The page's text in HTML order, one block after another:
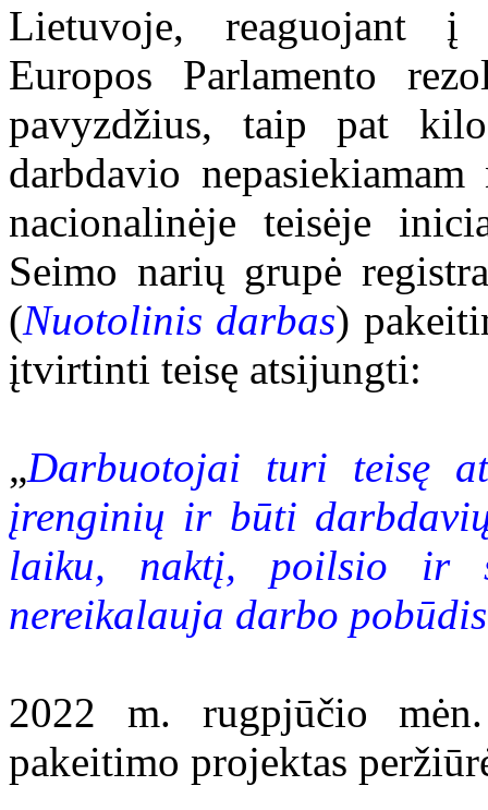
Lietuvoje, reaguojant
Europos Parlamento
pavyzdžius, taip pat
darbdavio
nacionalinėje teisėje
Seimo narių grupė
(Nuotolinis darbas)
įtvirtinti teisę atsijungti:
„Darbuotojai turi teisę
įrenginių ir būti
laiku, naktį, poilsio ir
nereikalauja darbo
2022 m. rugpjūčio
pakeitimo projektas